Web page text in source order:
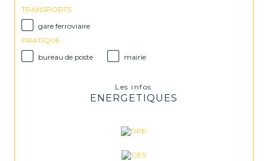
TRANSPORTS
gare ferroviaire
PRATIQUE
bureau de poste
mairie
Les infos
ENERGETIQUES